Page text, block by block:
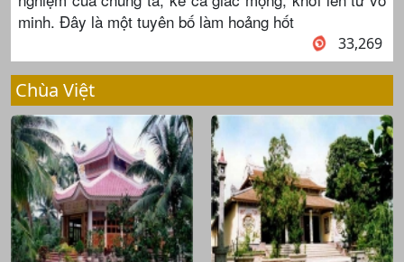
minh. Đây là một tuyên bố làm hoảng hốt
33,269
Chùa Việt